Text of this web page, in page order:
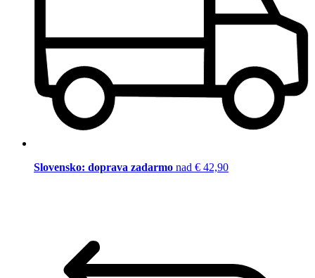
Slovensko: doprava zadarmo nad € 42,90